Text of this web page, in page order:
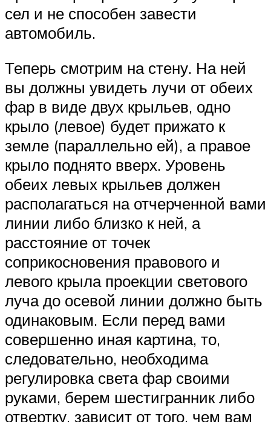
сел и не способен завести
автомобиль.
Теперь смотрим на стену. На ней
вы должны увидеть лучи от обеих
фар в виде двух крыльев, одно
крыло (левое) будет прижато к
земле (параллельно ей), а правое
крыло поднято вверх. Уровень
обеих левых крыльев должен
располагаться на отчерченной вами
линии либо близко к ней, а
расстояние от точек
соприкосновения правового и
левого крыла проекции светового
луча до осевой линии должно быть
одинаковым. Если перед вами
совершенно иная картина, то,
следовательно, необходима
регулировка света фар своими
руками, берем шестигранник либо
отвертку, зависит от того, чем вам